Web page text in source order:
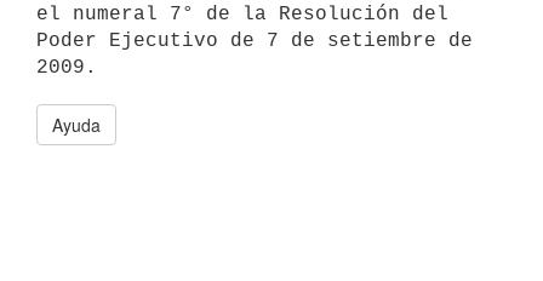
el numeral 7° de la Resolución del
Poder Ejecutivo de 7 de setiembre de
Ayuda